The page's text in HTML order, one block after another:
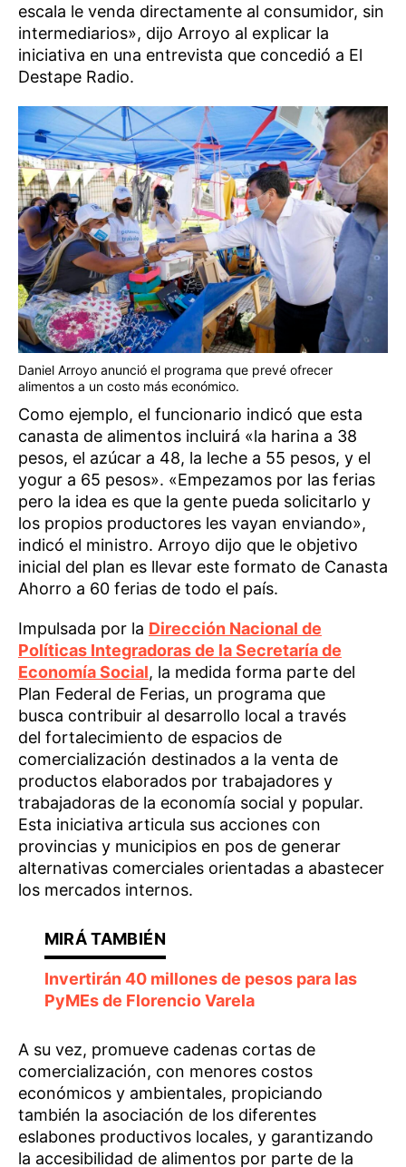
escala le venda directamente al consumidor, sin
intermediarios», dijo Arroyo al explicar la
iniciativa en una entrevista que concedió a El
Destape Radio.
Daniel Arroyo anunció el programa que prevé ofrecer
alimentos a un costo más económico.
Como ejemplo, el funcionario indicó que esta
canasta de alimentos incluirá «la harina a 38
pesos, el azúcar a 48, la leche a 55 pesos, y el
yogur a 65 pesos». «Empezamos por las ferias
pero la idea es que la gente pueda solicitarlo y
los propios productores les vayan enviando»,
indicó el ministro. Arroyo dijo que le objetivo
inicial del plan es llevar este formato de Canasta
Ahorro a 60 ferias de todo el país.
Impulsada por la Dirección Nacional de
Políticas Integradoras de la Secretaría de
Economía Social, la medida forma parte del
Plan Federal de Ferias, un programa que
busca contribuir al desarrollo local a través
del fortalecimiento de espacios de
comercialización destinados a la venta de
productos elaborados por trabajadores y
trabajadoras de la economía social y popular.
Esta iniciativa articula sus acciones con
provincias y municipios en pos de generar
alternativas comerciales orientadas a abastecer
los mercados internos.
Invertirán 40 millones de pesos para las
PyMEs de Florencio Varela
A su vez, promueve cadenas cortas de
comercialización, con menores costos
económicos y ambientales, propiciando
también la asociación de los diferentes
eslabones productivos locales, y garantizando
la accesibilidad de alimentos por parte de la